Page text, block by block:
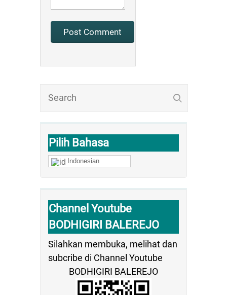
Pilih Bahasa
Indonesian
Channel Youtube
BODHIGIRI BALEREJO
Silahkan membuka, melihat dan
subcribe di Channel Youtube
BODHIGIRI BALEREJO